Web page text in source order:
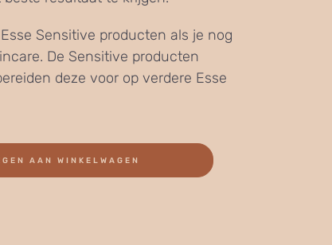
Sensitive producten als je nog
De Sensitive producten
deze voor op verdere Esse
AAN WINKELWAGEN